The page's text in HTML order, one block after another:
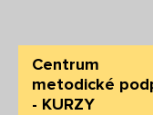
Videor
Volná místa
Centrum
metodické
- KURZY